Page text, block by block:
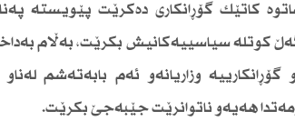
كاتێك گۆڕانكاری دەكرێت پێویستە
كوتلە سیاسییەكانیش بكرێت، بەڵام
وزاریانەو ئەم بابەتەشم
هەیەو ناتوانرێت جێبەجێ بكرێت.